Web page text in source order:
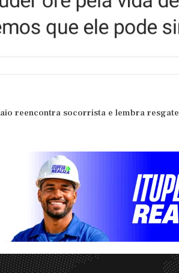
reencontra socorrista e lembra resgate